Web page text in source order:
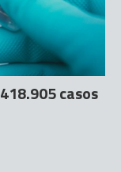
casos